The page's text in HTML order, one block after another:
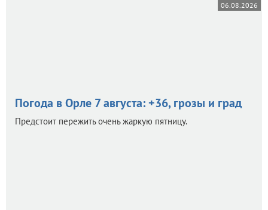
06.08.2026
Погода в Орле 7 августа: +36, грозы и град
Предстоит пережить очень жаркую пятницу.